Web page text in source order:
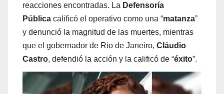
reacciones encontradas. La Defensoría
Pública calificó el operativo como una “matanza”
y denunció la magnitud de las muertes, mientras
que el gobernador de Río de Janeiro, Cláudio
Castro, defendió la acción y la calificó de “éxito”.